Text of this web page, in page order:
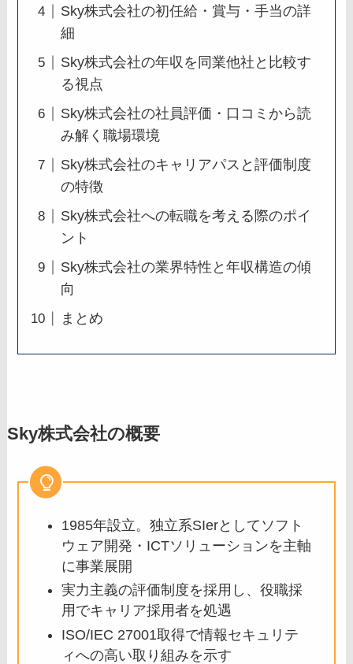
Sky株式会社の初任給・賞与・手当の詳
細
Sky株式会社の年収を同業他社と比較す
る視点
Sky株式会社の社員評価・口コミから読
み解く職場環境
Sky株式会社のキャリアパスと評価制度
の特徴
Sky株式会社への転職を考える際のポイ
ント
Sky株式会社の業界特性と年収構造の傾
向
まとめ
Sky株式会社の概要
1985年設立。独立系SIerとしてソフト
ウェア開発・ICTソリューションを主軸
に事業展開
実力主義の評価制度を採用し、役職採
用でキャリア採用者を処遇
ISO/IEC 27001取得で情報セキュリテ
ィへの高い取り組みを示す